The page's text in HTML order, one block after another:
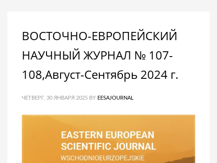
ВОСТОЧНО-ЕВРОПЕЙСКИЙ
НАУЧНЫЙ ЖУРНАЛ № 107-
108,Август-Сентябрь 2024 г.
ЧЕТВЕРГ, 30 ЯНВАРЯ 2025 BY EESAJOURNAL